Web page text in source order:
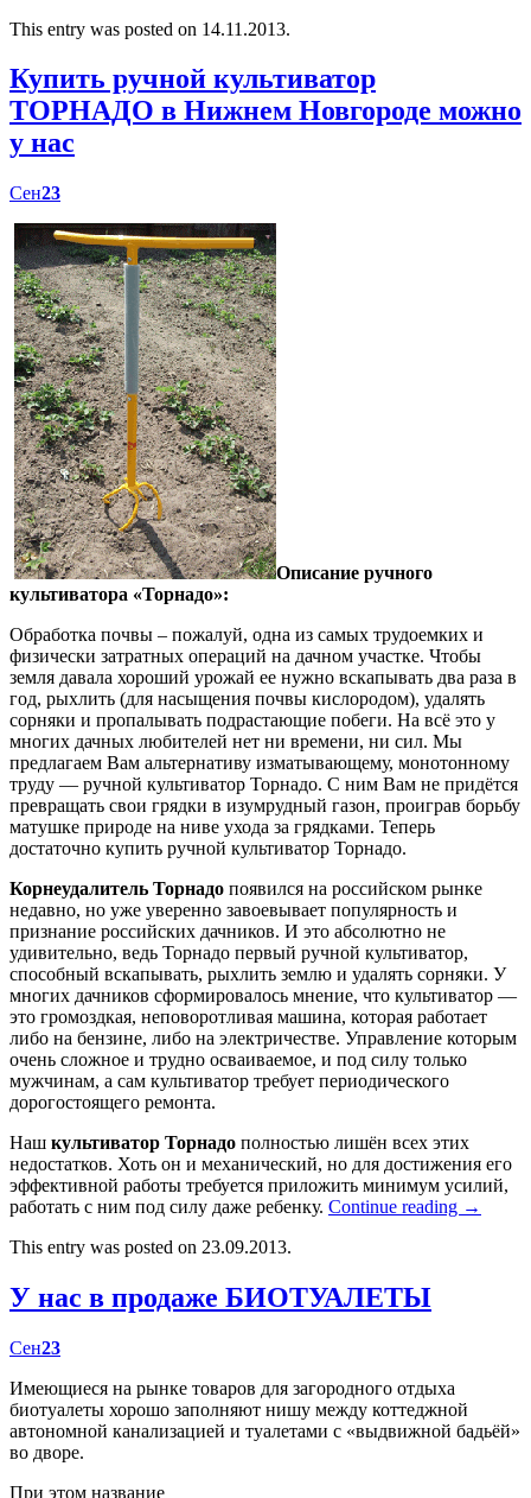
This entry was posted on 14.11.2013.
Купить ручной культиватор
ТОРНАДО в Нижнем Новгороде можно
у нас
Сен23
Описание ручного
культиватора «Торнадо»:
Обработка почвы – пожалуй, одна из самых трудоемких и
физически затратных операций на дачном участке. Чтобы
земля давала хороший урожай ее нужно вскапывать два раза в
год, рыхлить (для насыщения почвы кислородом), удалять
сорняки и пропалывать подрастающие побеги. На всё это у
многих дачных любителей нет ни времени, ни сил. Мы
предлагаем Вам альтернативу изматывающему, монотонному
труду — ручной культиватор Торнадо. С ним Вам не придётся
превращать свои грядки в изумрудный газон, проиграв борьбу
матушке природе на ниве ухода за грядками. Теперь
достаточно купить ручной культиватор Торнадо.
Корнеудалитель Торнадо появился на российском рынке
недавно, но уже уверенно завоевывает популярность и
признание российских дачников. И это абсолютно не
удивительно, ведь Торнадо первый ручной культиватор,
способный вскапывать, рыхлить землю и удалять сорняки. У
многих дачников сформировалось мнение, что культиватор —
это громоздкая, неповоротливая машина, которая работает
либо на бензине, либо на электричестве. Управление которым
очень сложное и трудно осваиваемое, и под силу только
мужчинам, а сам культиватор требует периодического
дорогостоящего ремонта.
Наш культиватор Торнадо полностью лишён всех этих
недостатков. Хоть он и механический, но для достижения его
эффективной работы требуется приложить минимум усилий,
работать с ним под силу даже ребенку. Continue reading →
This entry was posted on 23.09.2013.
У нас в продаже БИОТУАЛЕТЫ
Сен23
Имеющиеся на рынке товаров для загородного отдыха
биотуалеты хорошо заполняют нишу между коттеджной
автономной канализацией и туалетами с «выдвижной бадьёй»
во дворе.
При этом название